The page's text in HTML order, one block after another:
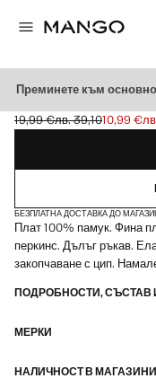
Преминете към
ПЛЕТЕНА
Задраскана
19,99 €лв. 39,10
Текуща цена [10,99 € лв.
10,99 €
Изберете цвят
БЕЗПЛАТНА ДОСТАВКА ДО
Плат 100% памук. Фина
перкинс. Дълъг ръкав.
закопчаване с цип.
ПОДРОБНОСТИ, СЪСТАВ
МЕРКИ
НАЛИЧНОСТ В